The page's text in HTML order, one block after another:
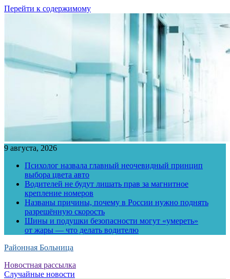
Перейти к содержимому
9 августа, 2026
Психолог назвала главный неочевидный принцип
выбора цвета авто
Водителей не будут лишать прав за магнитное
крепление номеров
Названы причины, почему в России нужно поднять
разрешённую скорость
Шины и подушки безопасности могут «умереть»
от жары — что делать водителю
Районная Больница
Новостная рассылка
Случайные новости